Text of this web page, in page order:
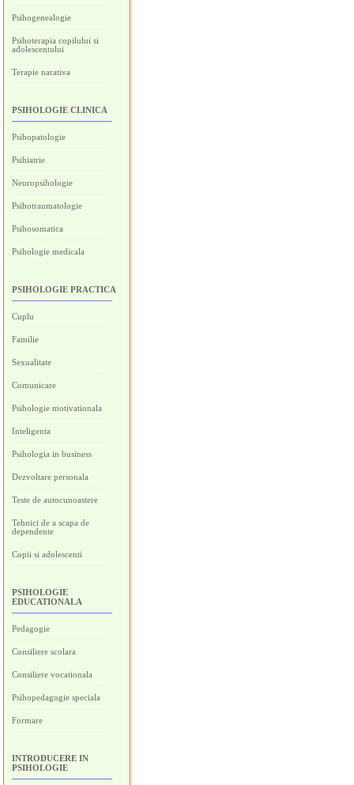
Psihogenealogie
Psihoterapia copilului si
adolescentului
Terapie narativa
PSIHOLOGIE CLINICA
Psihopatologie
Psihiatrie
Neuropsihologie
Psihotraumatologie
Psihosomatica
Psihologie medicala
PSIHOLOGIE PRACTICA
Cuplu
Familie
Sexualitate
Comunicare
Psihologie motivationala
Inteligenta
Psihologia in business
Dezvoltare personala
Teste de autocunoastere
Tehnici de a scapa de
dependente
Copii si adolescenti
PSIHOLOGIE
EDUCATIONALA
Pedagogie
Consiliere scolara
Consiliere vocationala
Psihopedagogie speciala
Formare
INTRODUCERE IN
PSIHOLOGIE